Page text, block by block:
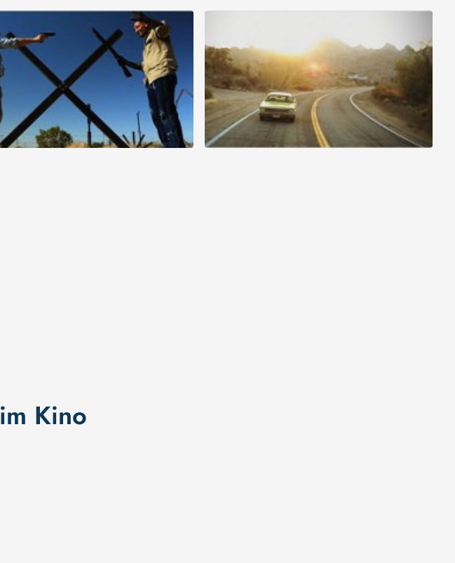
im Kino